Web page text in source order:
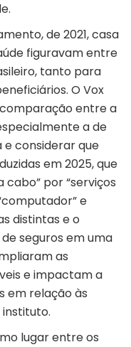
de 2021, casa
figuravam entre
tanto para
O Vox
entre a
a de
e considerar que
em 2025, que
cabo” por “serviços
e
distintas e o
seguros em uma
as
e impactam a
em relação às
lugar entre os